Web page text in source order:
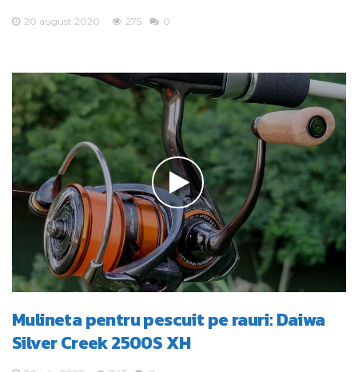
20 august 2020 275 0
Mulineta pentru pescuit pe rauri: Daiwa
Silver Creek 2500S XH